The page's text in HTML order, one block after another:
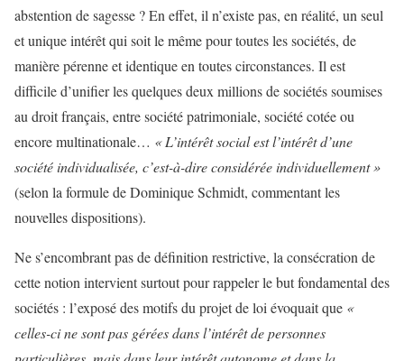
abstention de sagesse ? En effet, il n’existe pas, en réalité, un seul
et unique intérêt qui soit le même pour toutes les sociétés, de
manière pérenne et identique en toutes circonstances. Il est
difficile d’unifier les quelques deux millions de sociétés soumises
au droit français, entre société patrimoniale, société cotée ou
encore multinationale… « L’intérêt social est l’intérêt d’une
société individualisée, c’est-à-dire considérée individuellement »
(selon la formule de Dominique Schmidt, commentant les
nouvelles dispositions).
Ne s’encombrant pas de définition restrictive, la consécration de
cette notion intervient surtout pour rappeler le but fondamental des
sociétés : l’exposé des motifs du projet de loi évoquait que «
celles-ci ne sont pas gérées dans l’intérêt de personnes